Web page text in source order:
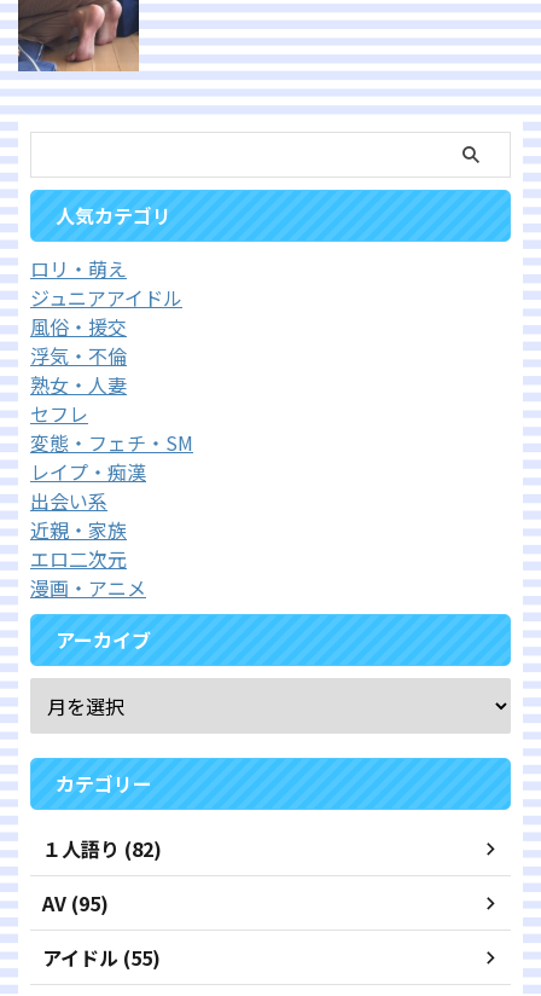
人気カテゴリ
ロリ・萌え
ジュニアアイドル
風俗・援交
浮気・不倫
熟女・人妻
セフレ
変態・フェチ・SM
レイプ・痴漢
出会い系
近親・家族
エロ二次元
漫画・アニメ
アーカイブ
カテゴリー
１人語り (82)
AV (95)
アイドル (55)